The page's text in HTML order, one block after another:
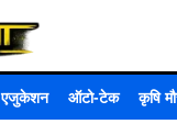
एजुकेशन ऑटो-टेक कृषि